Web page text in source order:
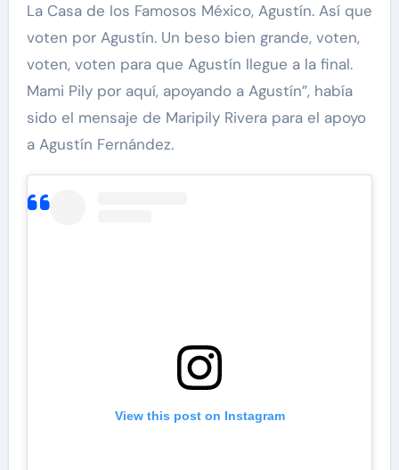
La Casa de los Famosos México, Agustín. Así que
voten por Agustín. Un beso bien grande, voten,
voten, voten para que Agustín llegue a la final.
Mami Pily por aquí, apoyando a Agustín”, había
sido el mensaje de Maripily Rivera para el apoyo
a Agustín Fernández.
View this post on Instagram